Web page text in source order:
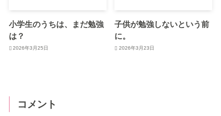
小学生のうちは、まだ勉強
は？
2026年3月25日
子供が勉強しないという前
に。
2026年3月23日
コメント